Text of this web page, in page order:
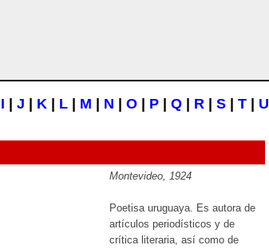
I J K L M N O P Q R S T U
Montevideo, 1924
Poetisa uruguaya. Es autora de
artículos periodísticos y de
crítica literaria, así como de